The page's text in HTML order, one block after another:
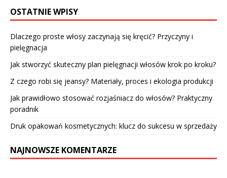
OSTATNIE WPISY
Dlaczego proste włosy zaczynają się kręcić? Przyczyny i
pielęgnacja
Jak stworzyć skuteczny plan pielęgnacji włosów krok po kroku?
Z czego robi się jeansy? Materiały, proces i ekologia produkcji
Jak prawidłowo stosować rozjaśniacz do włosów? Praktyczny
poradnik
Druk opakowań kosmetycznych: klucz do sukcesu w sprzedaży
NAJNOWSZE KOMENTARZE